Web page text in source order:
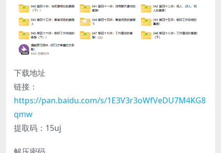
下载地址
链接：
https://pan.baidu.com/s/1E3V3r3oWfVeDU7M4KG8
qmw
提取码：15uj